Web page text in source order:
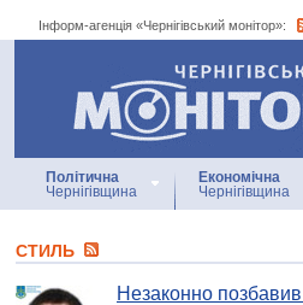
Інформ-агенція «Чернігівський монітор»:
Інформ-агенція
«Чернігівський
Політична
Чернігівщина
Економічна
Чернігівщина
СТИЛЬ
Незаконно позбавив